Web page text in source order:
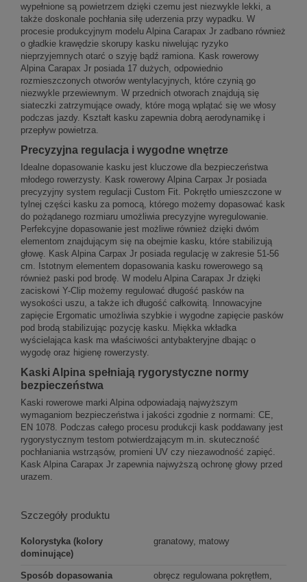
wypełnione są powietrzem dzięki czemu jest niezwykle lekki, a
także doskonale pochłania siłę uderzenia przy wypadku. W
procesie produkcyjnym modelu Alpina Carapax Jr zadbano również
o gładkie krawędzie skorupy kasku niwelując ryzyko
nieprzyjemnych otarć o szyję bądź ramiona. Kask rowerowy
Alpina Carapax Jr posiada 17 dużych, odpowiednio
rozmieszczonych otworów wentylacyjnych, które czynią go
niezwykle przewiewnym. W przednich otworach znajdują się
siateczki zatrzymujące owady, które mogą wplątać się we włosy
podczas jazdy. Kształt kasku zapewnia dobrą aerodynamikę i
przepływ powietrza.
Precyzyjna regulacja i wygodne wnętrze
Idealne dopasowanie kasku jest kluczowe dla bezpieczeństwa
młodego rowerzysty. Kask rowerowy Alpina Carpax Jr posiada
precyzyjny system regulacji Custom Fit. Pokrętło umieszczone w
tylnej części kasku za pomocą, którego możemy dopasować kask
do pożądanego rozmiaru umożliwia precyzyjne wyregulowanie.
Perfekcyjne dopasowanie jest możliwe również dzięki dwóm
elementom znajdującym się na obejmie kasku, które stabilizują
głowę. Kask Alpina Carpax Jr posiada regulację w zakresie 51-56
cm. Istotnym elementem dopasowania kasku rowerowego są
również paski pod brodę. W modelu Alpina Carapax Jr dzięki
zaciskowi Y-Clip możemy regulować długość pasków na
wysokości uszu, a także ich długość całkowitą. Innowacyjne
zapięcie Ergomatic umożliwia szybkie i wygodne zapięcie pasków
pod brodą stabilizując pozycję kasku. Miękka wkładka
wyścielająca kask ma właściwości antybakteryjne dbając o
wygodę oraz higienę rowerzysty.
Kaski Alpina spełniają rygorystyczne normy
bezpieczeństwa
Kaski rowerowe marki Alpina odpowiadają najwyższym
wymaganiom bezpieczeństwa i jakości zgodnie z normami: CE,
EN 1078. Podczas całego procesu produkcji kask poddawany jest
rygorystycznym testom potwierdzającym m.in. skuteczność
pochłaniania wstrząsów, promieni UV czy niezawodność zapięć.
Kask Alpina Carapax Jr zapewnia najwyższą ochronę głowy przed
urazem.
Szczegóły produktu
Kolorystyka (kolory
dominujące)
granatowy, matowy
Sposób dopasowania
obręcz regulowana pokrętłem,